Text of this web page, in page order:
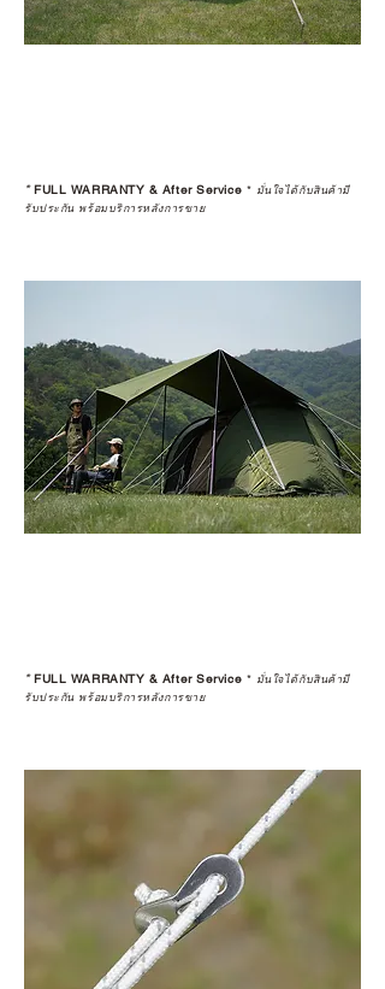
*FULL WARRANTY & After Service * มั่นใจได้กับสินค้ามี
รับประกัน พร้อมบริการหลังการขาย
*FULL WARRANTY & After Service * มั่นใจได้กับสินค้ามี
รับประกัน พร้อมบริการหลังการขาย